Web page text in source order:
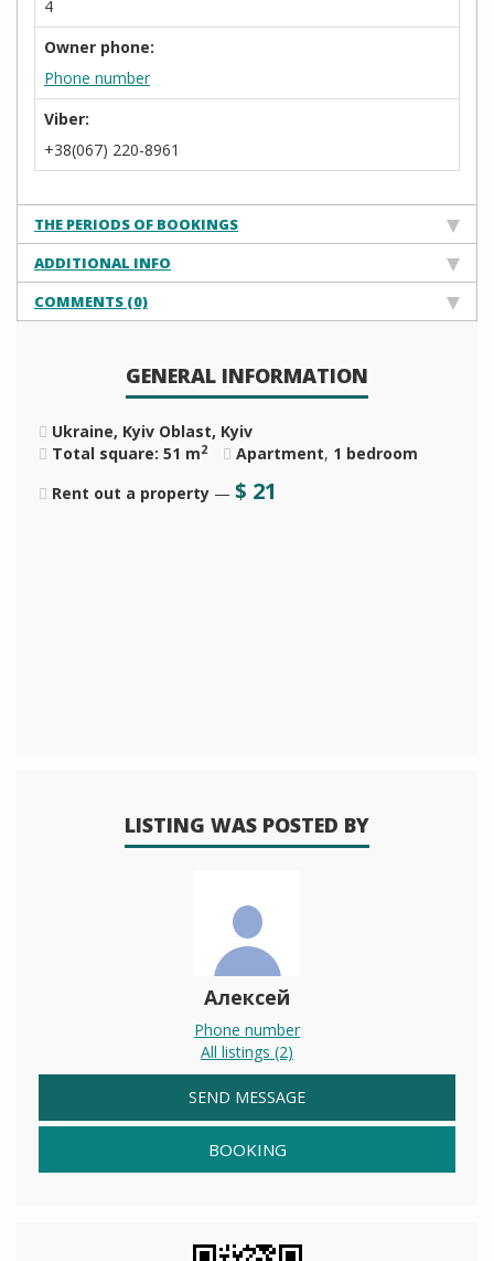
4
Owner phone:
Phone number
Viber:
+38(067) 220-8961
THE PERIODS OF BOOKINGS
ADDITIONAL INFO
COMMENTS (0)
GENERAL INFORMATION
Ukraine, Kyiv Oblast, Kyiv
Total square: 51 m2 Apartment, 1 bedroom
Rent out a property — $ 21
LISTING WAS POSTED BY
Алексей
Phone number
All listings (2)
SEND MESSAGE
BOOKING